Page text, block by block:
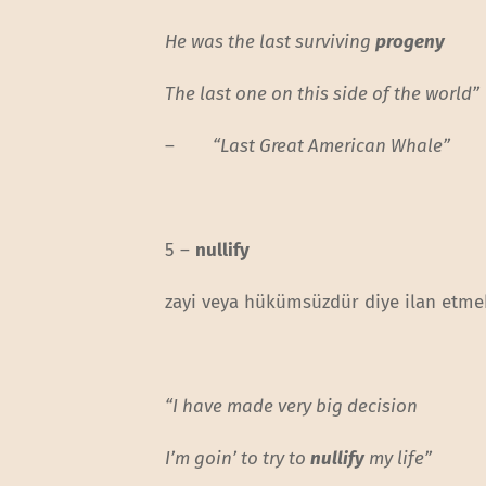
He was the last survivingprogeny
The last one on this side of the world”
– “Last Great American Whale”
5 – nullify
zayi veya hükümsüzdür diye ilan
“I have made very big decision
I’m goin’ to try tonullify my life”